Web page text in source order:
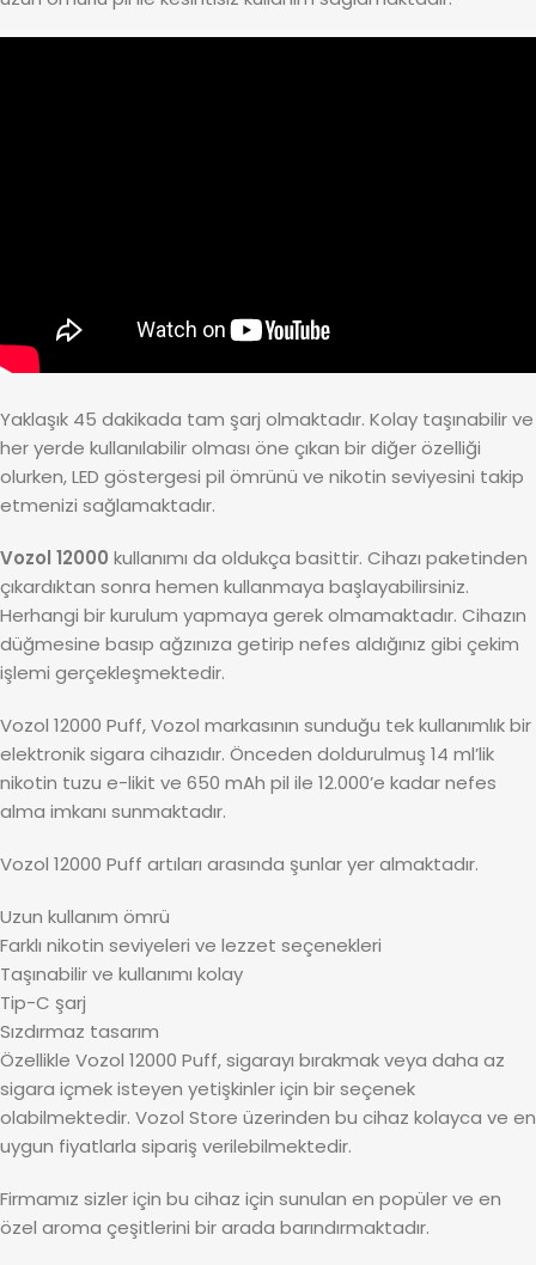
Yaklaşık 45 dakikada tam şarj olmaktadır. Kolay taşınabilir ve
her yerde kullanılabilir olması öne çıkan bir diğer özelliği
olurken, LED göstergesi pil ömrünü ve nikotin seviyesini takip
etmenizi sağlamaktadır.
Vozol 12000 kullanımı da oldukça basittir. Cihazı paketinden
çıkardıktan sonra hemen kullanmaya başlayabilirsiniz.
Herhangi bir kurulum yapmaya gerek olmamaktadır. Cihazın
düğmesine basıp ağzınıza getirip nefes aldığınız gibi çekim
işlemi gerçekleşmektedir.
Vozol 12000 Puff, Vozol markasının sunduğu tek kullanımlık bir
elektronik sigara cihazıdır. Önceden doldurulmuş 14 ml’lik
nikotin tuzu e-likit ve 650 mAh pil ile 12.000’e kadar nefes
alma imkanı sunmaktadır.
Vozol 12000 Puff artıları arasında şunlar yer almaktadır.
Uzun kullanım ömrü
Farklı nikotin seviyeleri ve lezzet seçenekleri
Taşınabilir ve kullanımı kolay
Tip-C şarj
Sızdırmaz tasarım
Özellikle Vozol 12000 Puff, sigarayı bırakmak veya daha az
sigara içmek isteyen yetişkinler için bir seçenek
olabilmektedir. Vozol Store üzerinden bu cihaz kolayca ve en
uygun fiyatlarla sipariş verilebilmektedir.
Firmamız sizler için bu cihaz için sunulan en popüler ve en
özel aroma çeşitlerini bir arada barındırmaktadır.